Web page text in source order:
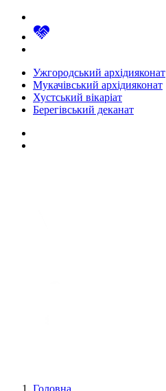
Ужгородський архідияконат
Мукачівський архідияконат
Хустський вікаріат
Берегівський деканат
Головна